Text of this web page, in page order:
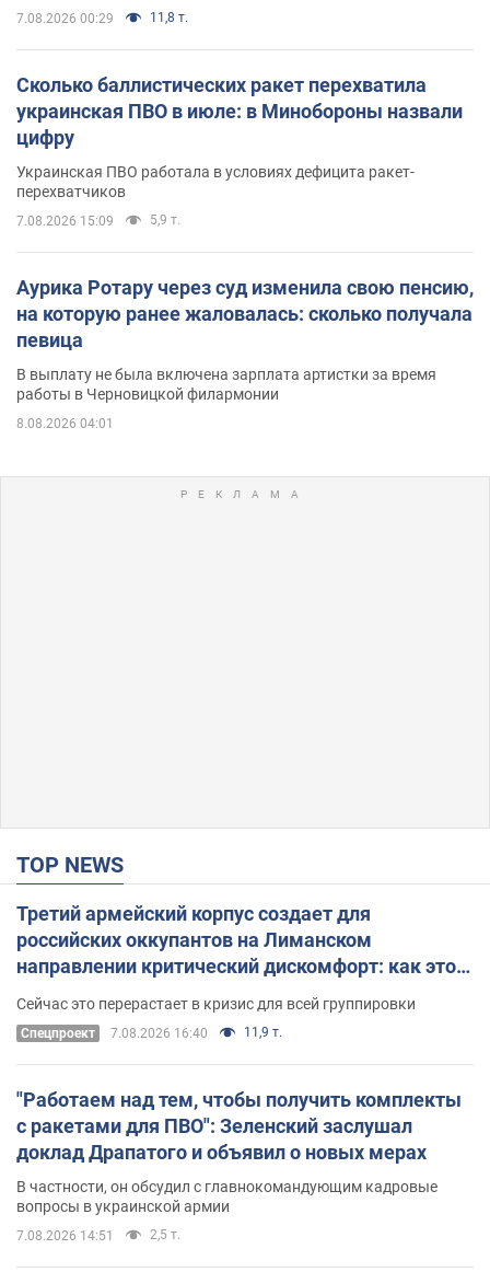
7.08.2026 00:29 11,8 т.
Сколько баллистических ракет перехватила
украинская ПВО в июле: в Минобороны назвали
цифру
Украинская ПВО работала в условиях дефицита ракет-
перехватчиков
7.08.2026 15:09 5,9 т.
Аурика Ротару через суд изменила свою пенсию,
на которую ранее жаловалась: сколько получала
певица
В выплату не была включена зарплата артистки за время
работы в Черновицкой филармонии
8.08.2026 04:01
TOP NEWS
Третий армейский корпус создает для
российских оккупантов на Лиманском
направлении критический дискомфорт: как это
удалось
Сейчас это перерастает в кризис для всей группировки
Спецпроект 7.08.2026 16:40 11,9 т.
"Работаем над тем, чтобы получить комплекты
с ракетами для ПВО": Зеленский заслушал
доклад Драпатого и объявил о новых мерах
В частности, он обсудил с главнокомандующим кадровые
вопросы в украинской армии
7.08.2026 14:51 2,5 т.